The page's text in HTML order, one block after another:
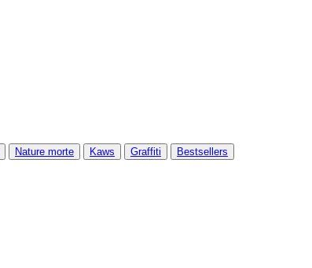
Nature morte Kaws Graffiti Bestsellers